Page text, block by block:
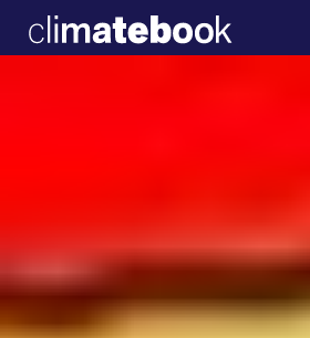
22 ΙΑΝ 2026 2025